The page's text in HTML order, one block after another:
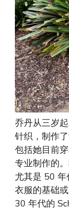
乔丹从三岁
针织，制作
包括她目前
专业制作的
尤其是 50
衣服的基础
30 年代的